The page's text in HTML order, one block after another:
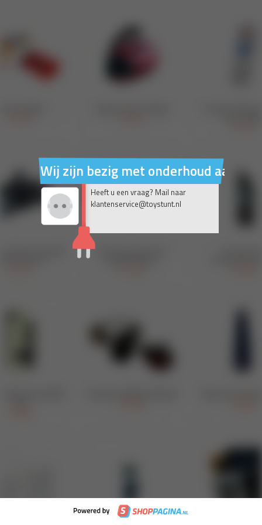
Wij zijn bezig met onderhoud aan
Heeft u een vraag? Mail naar
klantenservice@toystunt.nl